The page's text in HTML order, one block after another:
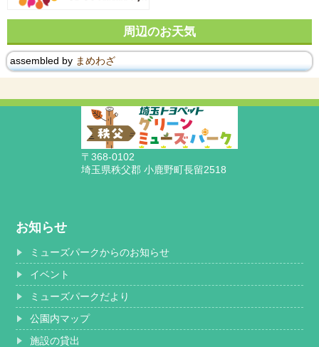
周辺のお天気
assembled by まめわざ
〒368-0102
埼玉県秩父郡 小鹿野町長留2518
お知らせ
ミューズパークからのお知らせ
イベント
ミューズパークだより
公園内マップ
施設の貸出